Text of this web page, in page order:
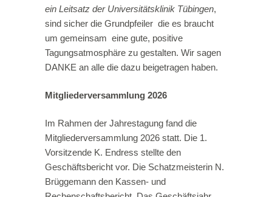
ein Leitsatz der Universitätsklinik Tübingen,
sind sicher die Grundpfeiler die es braucht
um gemeinsam eine gute, positive
Tagungsatmosphäre zu gestalten. Wir sagen
DANKE an alle die dazu beigetragen haben.
Mitgliederversammlung 2026
Im Rahmen der Jahrestagung fand die
Mitgliederversammlung 2026 statt. Die 1.
Vorsitzende K. Endress stellte den
Geschäftsbericht vor. Die Schatzmeisterin N.
Brüggemann den Kassen- und